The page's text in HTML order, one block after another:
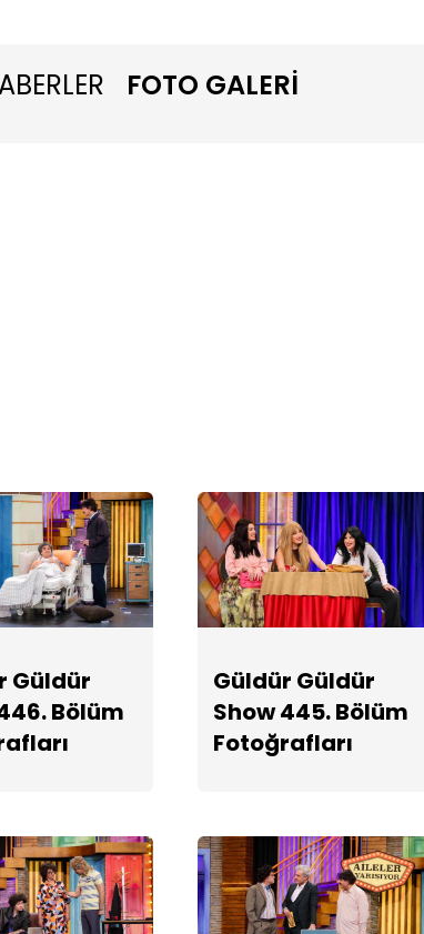
FOTO GALERİ
Güldür
Bölüm
Güldür Güldür
Show 445. Bölüm
Fotoğrafları